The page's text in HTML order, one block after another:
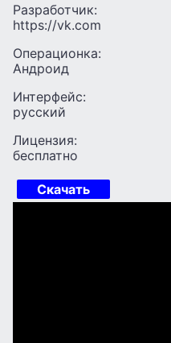
Разработчик:
https://vk.com
Операционка:
Андроид
Интерфейс:
русский
Лицензия:
бесплатно
Скачать